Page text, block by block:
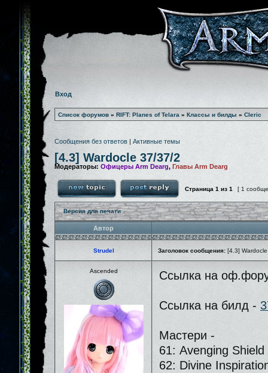
Вход
Список форумов » RIFT: Planes of Telara » Классы и билды » Cleric
Сообщения без ответов | Активные темы
[4.3] Wardocle 37/37/2
Модераторы: Офицеры Arm Dearg, Главы Arm Dearg
Страница 1 из 1 [ 1
Версия для печати
Автор
Strudel Заголовок сообщения: [4.3]
Ascended Ссылка на
Ссылка на билд -
Мастери -
61: Avenging Shield
62: Divine